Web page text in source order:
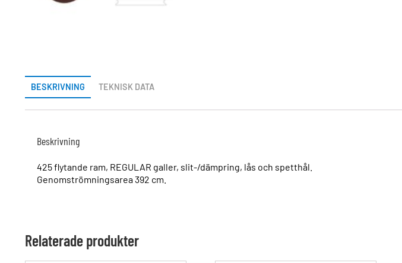
BESKRIVNING TEKNISK DATA
Beskrivning
425 flytande ram, REGULAR galler, slit-/dämpring, lås och spetthål.
Genomströmningsarea 392 cm.
Relaterade produkter